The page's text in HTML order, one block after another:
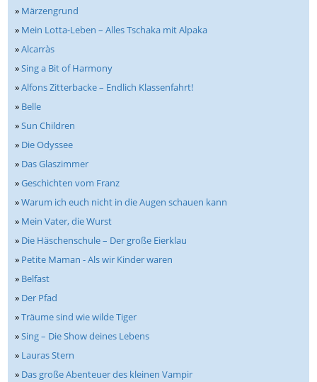
» Märzengrund
» Mein Lotta-Leben – Alles Tschaka mit Alpaka
»Alcarràs
»Sing a Bit of Harmony
»Alfons Zitterbacke – Endlich Klassenfahrt!
» Belle
»Sun Children
» Die Odyssee
» Das Glaszimmer
»Geschichten vom Franz
»Warum ich euch nicht in die Augen schauen kann
» Mein Vater, die Wurst
» Die Häschenschule – Der große Eierklau
» Petite Maman - Als wir Kinder waren
» Belfast
» Der Pfad
»Träume sind wie wilde Tiger
»Sing – Die Show deines Lebens
» Lauras Stern
» Das große Abenteuer des kleinen Vampir